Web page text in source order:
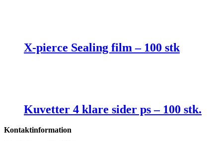
X-pierce Sealing film – 100 stk
Kuvetter 4 klare sider ps – 100 stk.
Kontaktinformation